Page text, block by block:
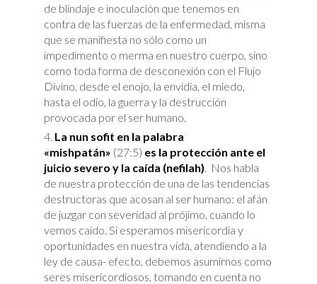
de blindaje e inoculación que tenemos en
contra de las fuerzas de la enfermedad, misma
que se manifiesta no sólo como un
impedimento o merma en nuestro cuerpo, sino
como toda forma de desconexión con el Flujo
Divino, desde el enojo, la envidia, el miedo,
hasta el odio, la guerra y la destrucción
provocada por el ser humano.
La nun sofit en la palabra
«mishpatán» (27:5) es la protección ante el
juicio severo y la caída (nefilah) . Nos habla
de nuestra protección de una de las tendencias
destructoras que acosan al ser humano: el afán
de juzgar con severidad al prójimo, cuando lo
vemos caído. Si esperamos misericordia y
oportunidades en nuestra vida, atendiendo a la
ley de causa- efecto, debemos asumirnos como
seres misericordiosos, tomando en cuenta no